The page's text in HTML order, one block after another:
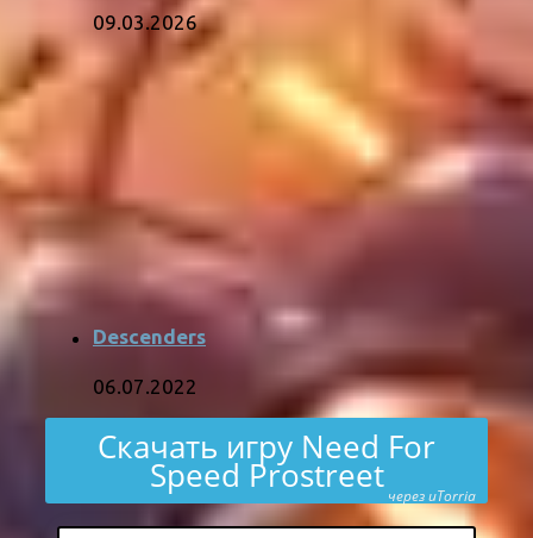
09.03.2026
Descenders
06.07.2022
Скачать игру Need For
Speed Prostreet через uTorria